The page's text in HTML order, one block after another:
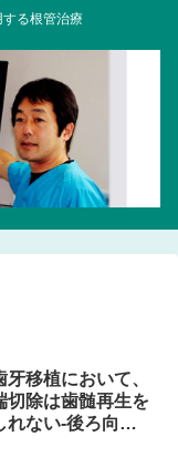
る根管治療
移植において、
切除は歯髄再生を
れない-後ろ向き